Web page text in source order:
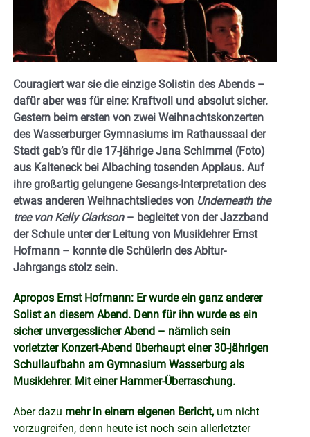
Couragiert war sie die einzige Solistin des Abends –
dafür aber was für eine: Kraftvoll und absolut sicher.
Gestern beim ersten von zwei Weihnachtskonzerten
des Wasserburger Gymnasiums im Rathaussaal der
Stadt gab’s für die 17-jährige Jana Schimmel (Foto)
aus Kalteneck bei Albaching tosenden Applaus. Auf
ihre großartig gelungene Gesangs-Interpretation des
etwas anderen Weihnachtsliedes von Underneath the
tree von Kelly Clarkson– begleitet von der Jazzband
der Schule unter der Leitung von Musiklehrer Ernst
Hofmann – konnte die Schülerin des Abitur-
Jahrgangs stolz sein.
Apropos Ernst Hofmann: Er wurde ein ganz anderer
Solist an diesem Abend. Denn für ihn wurde es ein
sicher unvergesslicher Abend – nämlich sein
vorletzter Konzert-Abend überhaupt einer 30-jährigen
Schullaufbahn am Gymnasium Wasserburg als
Musiklehrer. Mit einer Hammer-Überraschung.
Aber dazu mehr in einem eigenen Bericht, um nicht
vorzugreifen, denn heute ist noch sein allerletzter